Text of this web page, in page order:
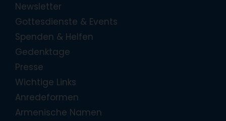
Newsletter
Gottesdienste & Events
Spenden & Helfen
Gedenktage
Presse
Wichtige Links
Anredeformen
Armenische Namen